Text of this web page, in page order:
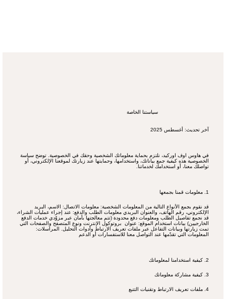
سياستنا الخاصة
آخر تحديث: أغسطس 2025
في هاوس اوف اوركيد، نلتزم بحماية معلوماتك الشخصية وحقك في الخصوصية. توضح سياسة
الخصوصية هذه كيفية جمع بياناتك، واستخدامها، وحمايتها عند زيارتك لموقعنا الإلكتروني، أو
تواصلك معنا، أو استخدامك لخدماتنا.
1. معلومات قمنا بجمعها
قد نقوم بجمع الأنواع التالية من المعلومات الشخصية: معلومات الاتصال: الاسم، البريد
الإلكتروني، رقم الهاتف، والعنوان البريدي معلومات الطلب والدفع: عند إجراء عمليات الشراء،
قد نجمع تفاصيل الطلب ومعلومات دفع محدودة (تتم معالجتها بأمان عبر مزوّدي خدمات الدفع
الخارجيين) بيانات استخدام الموقع: عنوان بروتوكول الإنترنت ونوع المتصفح والصفحات التي
تمت زيارتها وبيانات التفاعل عبر ملفات تعريف الارتباط وأدوات التحليل. المراسلات:
المعلومات التي تقدّمها عند التواصل معنا للاستفسارات أو الدعم
​2. كيفية استخدامنا لمعلوماتك
​3. كيفية مشاركة معلوماتك
​4. ملفات تعريف الارتباط وتقنيات التتبع